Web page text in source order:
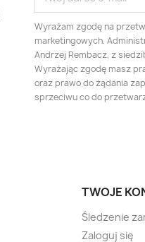
Wyrażam zgodę na
marketingowych.
Andrzej Rembacz, z
Wyrażając zgodę masz
oraz prawo do żądania
sprzeciwu co do
TWOJE
Śledzenie
Zaloguj się